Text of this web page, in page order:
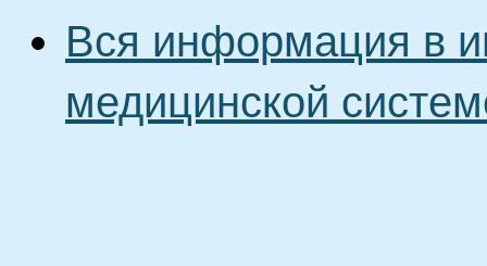
Вся информация в
медицинской